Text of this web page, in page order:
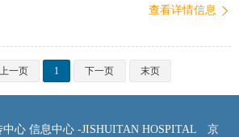
心、国家区域医疗中心、国家紧急医学救援
和投入使用，医院将再次进行三院…
查看详情信息
上一页 1 下一页 末页
心 信息中心 -JISHUITAN HOSPITAL
京